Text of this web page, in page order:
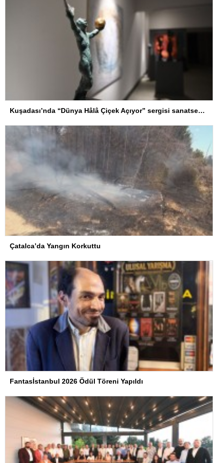
Kuşadası’nda “Dünya Hâlâ Çiçek Açıyor” sergisi sanatseverlerle buluşuyor
Çatalca’da Yangın Korkuttu
Fantasİstanbul 2026 Ödül Töreni Yapıldı